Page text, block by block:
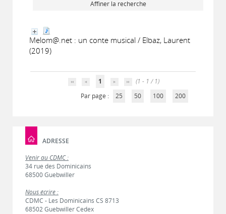
Affiner la recherche
Melom@.net : un conte musical / Elbaz, Laurent
(2019)
1
(1 - 1 / 1)
Par page :
25 50 100 200
ADRESSE
Venir au CDMC :
34 rue des Dominicains
68500 Guebwiller
Nous écrire :
CDMC - Les Dominicains CS 8713
68502 Guebwiller Cedex